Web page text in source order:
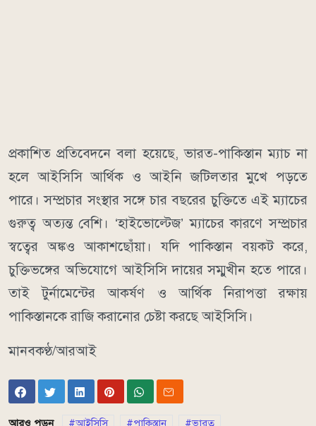
প্রকাশিত প্রতিবেদনে বলা হয়েছে, ভারত-পাকিস্তান ম্যাচ না
হলে আইসিসি আর্থিক ও আইনি জটিলতার মুখে পড়তে
পারে। সম্প্রচার সংস্থার সঙ্গে চার বছরের চুক্তিতে এই ম্যাচের
গুরুত্ব অত্যন্ত বেশি। ‘হাইভোল্টেজ’ ম্যাচের কারণে সম্প্রচার
স্বত্বের অঙ্কও আকাশছোঁয়া। যদি পাকিস্তান বয়কট করে,
চুক্তিভঙ্গের অভিযোগে আইসিসি দায়ের সম্মুখীন হতে পারে।
তাই টুর্নামেন্টের আকর্ষণ ও আর্থিক নিরাপত্তা রক্ষায়
পাকিস্তানকে রাজি করানোর চেষ্টা করছে আইসিসি।
মানবকণ্ঠ/আরআই
আরও পড়ুন আইসিসি পাকিস্তান ভারত